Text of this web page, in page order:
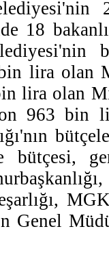
18
lira olan
lira olan
963 bin
bütçesi,
Genel